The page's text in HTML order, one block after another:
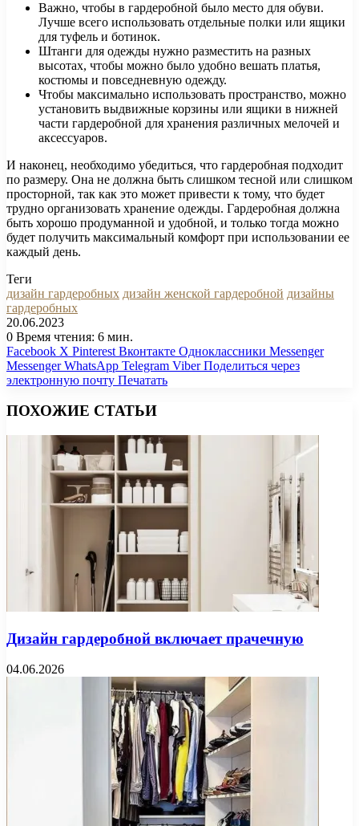
Важно, чтобы в гардеробной было место для обуви.
Лучше всего использовать отдельные полки или ящики
для туфель и ботинок.
Штанги для одежды нужно разместить на разных
высотах, чтобы можно было удобно вешать платья,
костюмы и повседневную одежду.
Чтобы максимально использовать пространство, можно
установить выдвижные корзины или ящики в нижней
части гардеробной для хранения различных мелочей и
аксессуаров.
И наконец, необходимо убедиться, что гардеробная подходит
по размеру. Она не должна быть слишком тесной или слишком
просторной, так как это может привести к тому, что будет
трудно организовать хранение одежды. Гардеробная должна
быть хорошо продуманной и удобной, и только тогда можно
будет получить максимальный комфорт при использовании ее
каждый день.
Теги
дизайн гардеробных дизайн женской гардеробной дизайны
гардеробных
20.06.2023
0 Время чтения: 6 мин.
Facebook X Pinterest Вконтакте Одноклассники Messenger
Messenger WhatsApp Telegram Viber Поделиться через
электронную почту Печатать
ПОХОЖИЕ СТАТЬИ
Дизайн гардеробной включает прачечную
04.06.2026